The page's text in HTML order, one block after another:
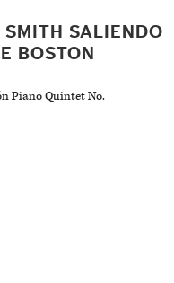
SALIENDO
BOSTON
Piano Quintet No.